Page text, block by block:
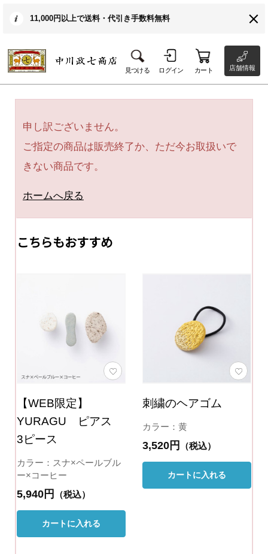
11,000円以上で送料・代引き手数料無料
見つける ログイン カート 店舗情報
申し訳ございません。
ご指定の商品は販売終了か、ただ今お取扱いで
きない商品です。
ホームへ戻る
こちらもおすすめ
【WEB限定】
YURAGU ピアス
3ピース
カラー：スナ×ペールブル
ー×コーヒー
5,940円 （税込）
カートに入れる
刺繍のヘアゴム
カラー：黄
3,520円 （税込）
カートに入れる